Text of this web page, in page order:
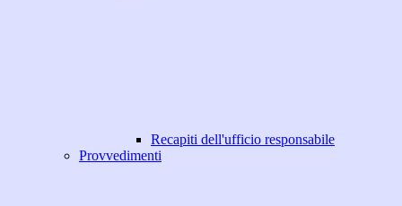
Recapiti dell'ufficio responsabile
Provvedimenti